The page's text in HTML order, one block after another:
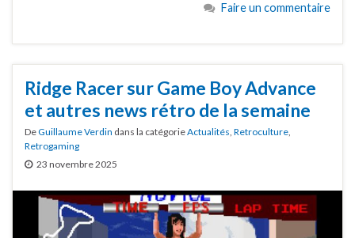
Faire un commentaire
Ridge Racer sur Game Boy Advance
et autres news rétro de la semaine
DeGuillaume Verdin dans la catégorieActualités Retroculture
Retrogaming
23 novembre 2025